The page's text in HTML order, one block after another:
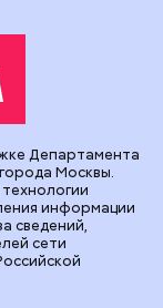
Департамента
Москвы.
информации
сведений,
сети